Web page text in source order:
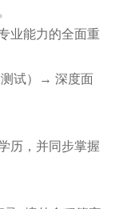
业能力的全面重
试）→ 深度面
历，并同步掌握